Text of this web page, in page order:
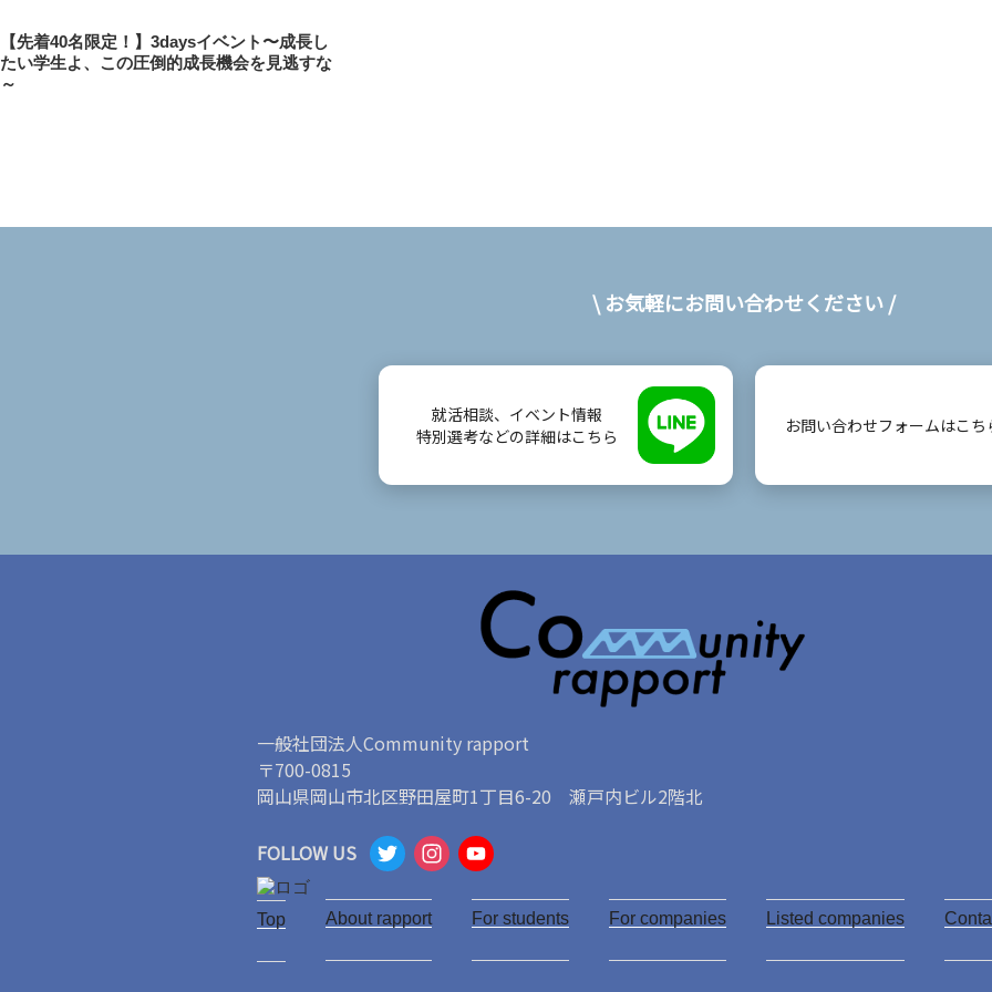
投
稿
ー
前
の
投
【先着40名限定！】3daysイベント〜成長し
たい学生よ、この圧倒的成長機会を見逃すな
～
\ お気軽にお問い合わせください /
就活相談、イベント情報
特別選考などの詳細はこちら
お問い合わせフォームはこち
一般社団法人Community rapport
〒700-0815
岡山県岡山市北区野田屋町1丁目6-20 瀬戸内ビル2階北
FOLLOW US
T
w
it
t
I
n
s
o
u
T
Top About rapport For students For companies Listed companies